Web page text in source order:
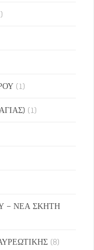
(1)
(1)
– ΝΕΑ ΣΚΗΤΗ
(8)